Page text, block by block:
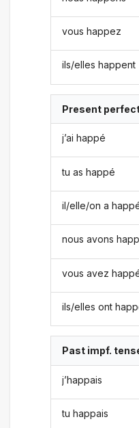
vous happez
ils/elles happent
Present
j’ai happé
tu as happé
il/elle/on a
nous avons
vous avez
ils/elles ont
Past impf.
j’happais
tu happais